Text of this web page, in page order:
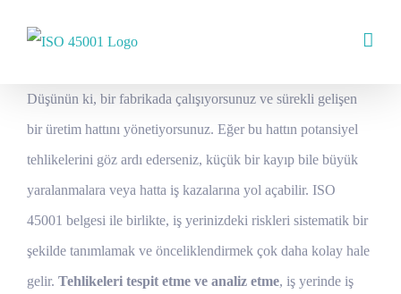
Düşünün ki, bir fabrikada çalışıyorsunuz ve sürekli gelişen
bir üretim hattını yönetiyorsunuz. Eğer bu hattın potansiyel
tehlikelerini göz ardı ederseniz, küçük bir kayıp bile büyük
yaralanmalara veya hatta iş kazalarına yol açabilir. ISO
45001 belgesi ile birlikte, iş yerinizdeki riskleri sistematik bir
şekilde tanımlamak ve önceliklendirmek çok daha kolay hale
gelir. Tehlikeleri tespit etme ve analiz etme, iş yerinde iş